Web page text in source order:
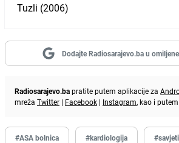
Tuzli (2006)
Dodajte Radiosarajevo.ba u
Radiosarajevo.bapratite putem aplikacije za
mreža Twitter | Facebook | Instagram, kao i
#ASA bolnica #kardiologija #savjeti